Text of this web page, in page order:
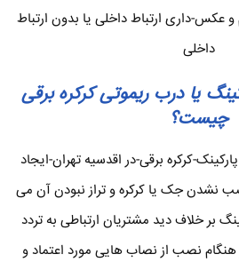
عکس-داری ارتباط داخلی یا بدون ارتباط
داخلی
یا درب ریموتی کرکره برقی
چیست؟
کرکره برقی-در اقدسیه تهران-ایجاد
جک یا کرکره و تراز نبودن آن می
بر خلاف دید مشتریان ارتباطی به تردد
هنگام نصب از نصاب هایی مورد اعتماد و